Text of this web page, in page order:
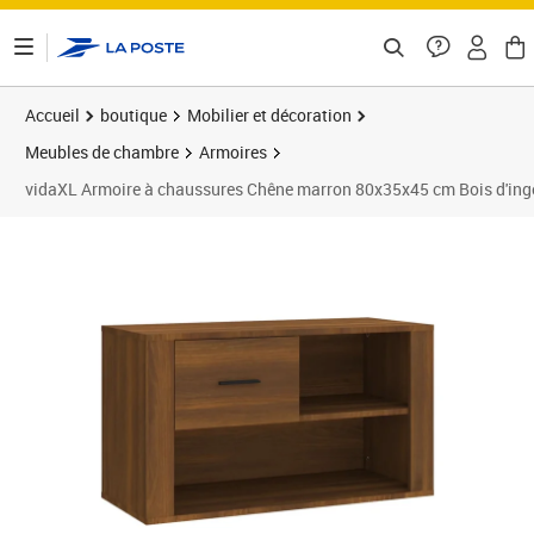
Accueil boutique
Mobilier et décoration
Meubles de chambre
Armoires
vidaXL Armoire à chaussures Chêne marron 80x35x45 cm Bois